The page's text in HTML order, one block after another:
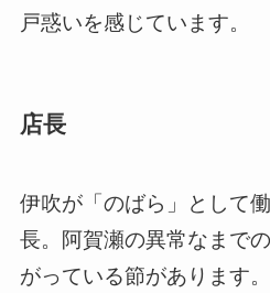
戸惑いを感じています。
店長
伊吹が「のばら」として
長。阿賀瀬の異常なまで
がっている節があります。